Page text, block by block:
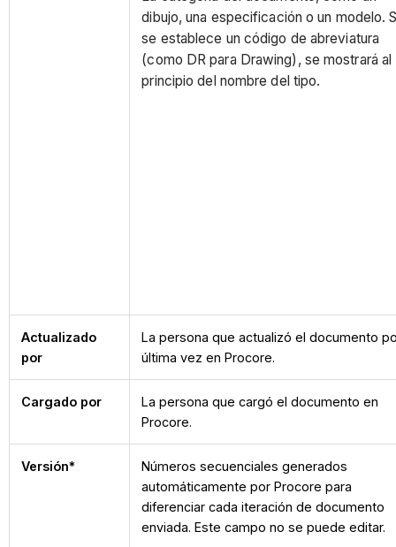
dibujo, una especificación o un modelo.
se establece un código de abreviatura
(como DR para Drawing), se mostrará al
principio del nombre del tipo.
Actualizado
por
La persona que actualizó el documento
última vez en Procore.
Cargado por
La persona que cargó el documento en
Procore.
Versión*
Números secuenciales generados
automáticamente por Procore para
diferenciar cada iteración de documento
enviada. Este campo no se puede editar.